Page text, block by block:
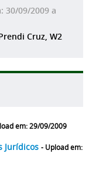
30/09/2009 a
Cruz, W2
em: 29/09/2009
Jurídicos - Upload em: